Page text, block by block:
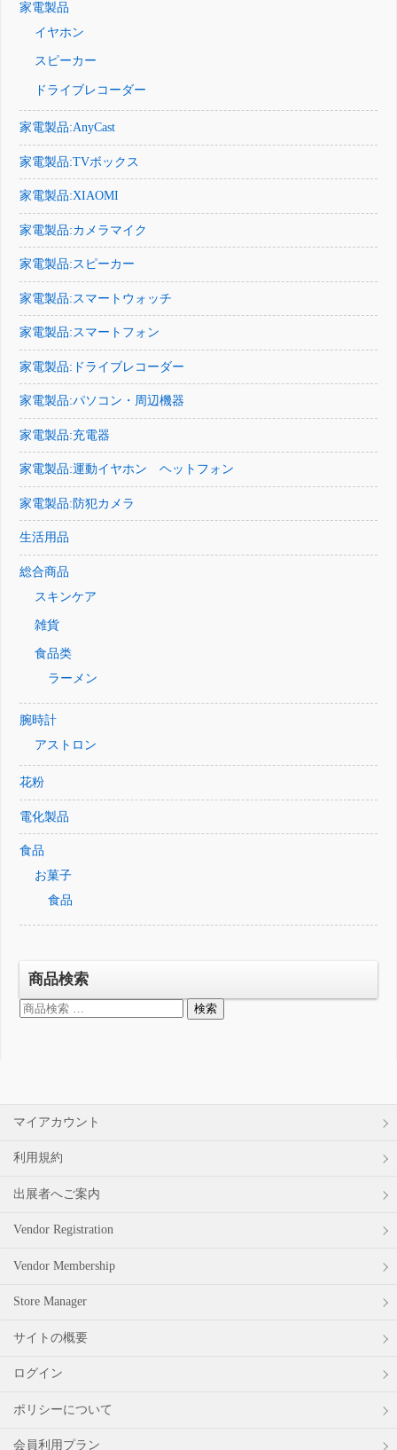
家電製品
イヤホン
スピーカー
ドライブレコーダー
家電製品:AnyCast
家電製品:TVボックス
家電製品:XIAOMI
家電製品:カメラマイク
家電製品:スピーカー
家電製品:スマートウォッチ
家電製品:スマートフォン
家電製品:ドライブレコーダー
家電製品:パソコン・周辺機器
家電製品:充電器
家電製品:運動イヤホン ヘットフォン
家電製品:防犯カメラ
生活用品
総合商品
スキンケア
雑貨
食品类
ラーメン
腕時計
アストロン
花粉
電化製品
食品
お菓子
食品
商品検索
検
検索
マイアカウント
利用規約
出展者へご案内
Vendor Registration
Vendor Membership
Store Manager
サイトの概要
ログイン
ポリシーについて
会員利用プラン